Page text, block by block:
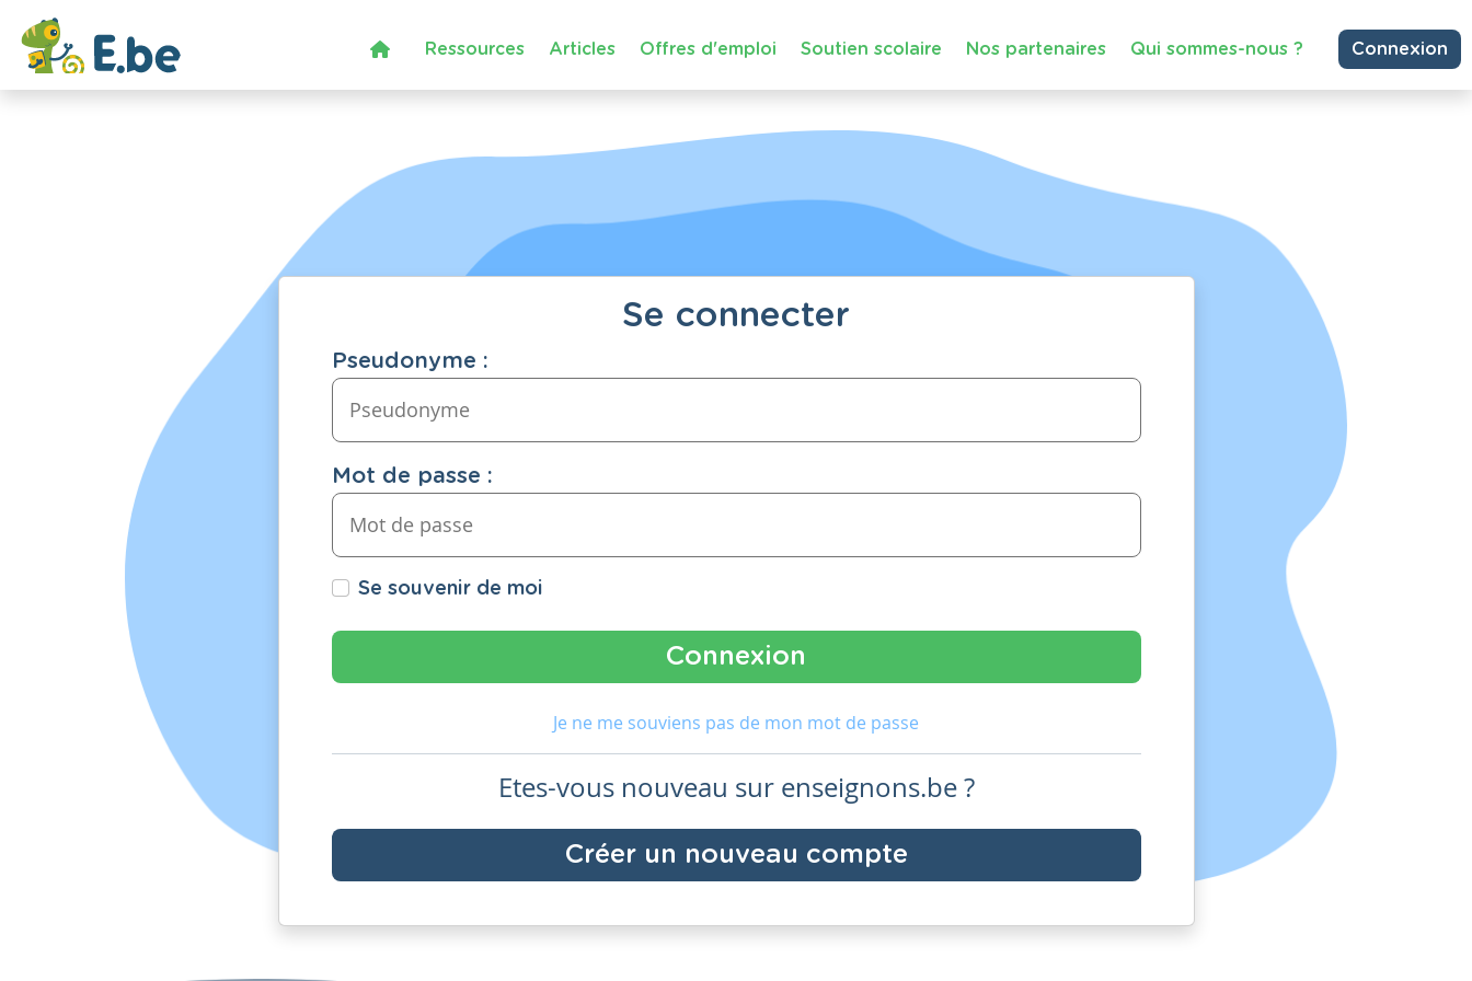
Ressources Articles Offres d'emploi Soutien scolaire Nos partenaires Qui sommes-nous ? Connexion
Se connecter
Pseudonyme :
Mot de passe :
Se souvenir de moi
Je ne me souviens pas de mon mot de passe
Etes-vous nouveau sur enseignons.be ?
Créer un nouveau compte